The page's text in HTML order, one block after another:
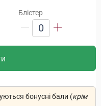
Блістер
0
бонусні бали (крім